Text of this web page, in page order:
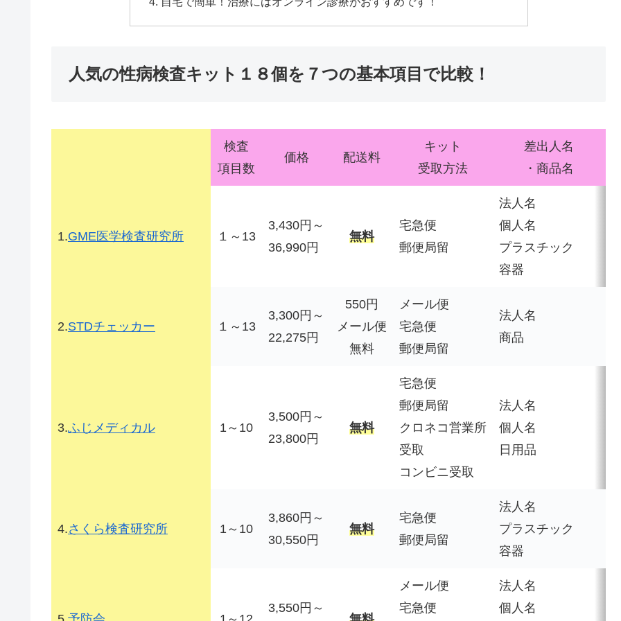
人気の性病検査キット１８個を７つの基本項目で比較！
検査
項目数
価格 配送料
キット
受取方法
差出人名
・商品名
1.GME医学検査研究所 １～13
3,430円～
36,990円
無料
宅急便
郵便局留
法人名
個人名
プラスチック
容器
2.STDチェッカー １～13
3,300円～
22,275円
550円
メール便
無料
メール便
宅急便
郵便局留
法人名
商品
3.ふじメディカル 1～10
3,500円～
23,800円
無料
宅急便
郵便局留
クロネコ営業所
受取
コンビニ受取
法人名
個人名
日用品
4.さくら検査研究所 1～10
3,860円～
30,550円
無料
宅急便
郵便局留
法人名
プラスチック
容器
3,550円～
メール便
宅急便
法人名
個人名